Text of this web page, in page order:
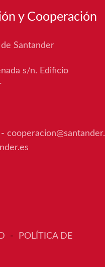
y Cooperación
Santander
s/n. Edificio
-
-
POLÍTICA DE